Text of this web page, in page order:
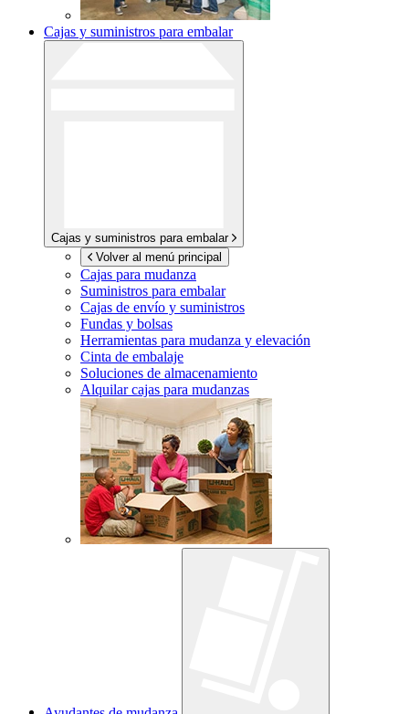
Cajas y suministros para embalar
Cajas y suministros para embalar
Volver al menú principal
Cajas para mudanza
Suministros para embalar
Cajas de envío y suministros
Fundas y bolsas
Herramientas para mudanza y elevación
Cinta de embalaje
Soluciones de almacenamiento
Alquilar cajas para mudanzas